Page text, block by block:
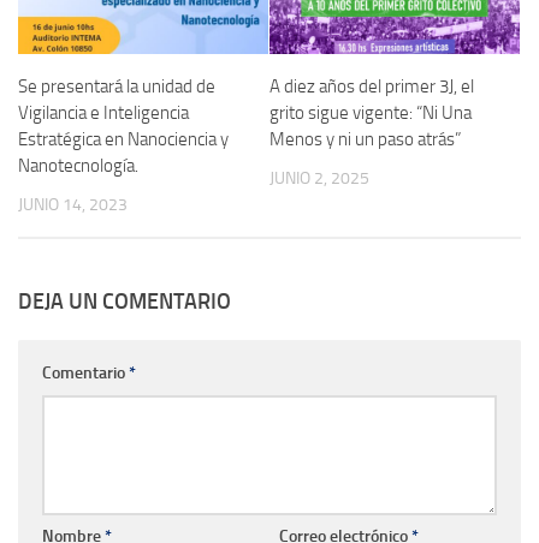
Se presentará la unidad de
Vigilancia e Inteligencia
Estratégica en Nanociencia y
Nanotecnología.
JUNIO 14, 2023
A diez años del primer 3J, el
grito sigue vigente: “Ni Una
Menos y ni un paso atrás”
JUNIO 2, 2025
DEJA UN COMENTARIO
Comentario*
Nombre* Correo electrónico*